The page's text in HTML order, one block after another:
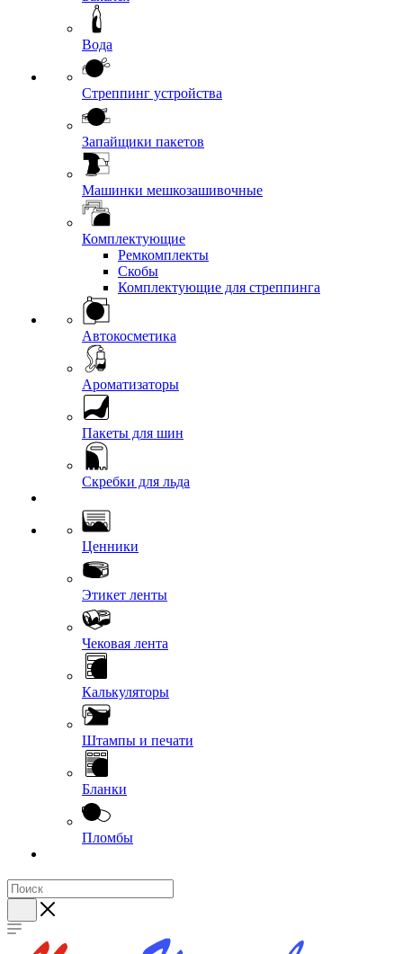
Вода
Стреппинг устройства
Запайщики пакетов
Машинки мешкозашивочные
Комплектующие
Ремкомплекты
Скобы
Комплектующие для стреппинга
Автокосметика
Ароматизаторы
Пакеты для шин
Скребки для льда
Ценники
Этикет ленты
Чековая лента
Калькуляторы
Штампы и печати
Бланки
Пломбы